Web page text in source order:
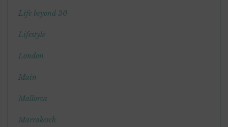
Life beyond 30
Lifestyle
London
Main
Mallorca
Marrakesch